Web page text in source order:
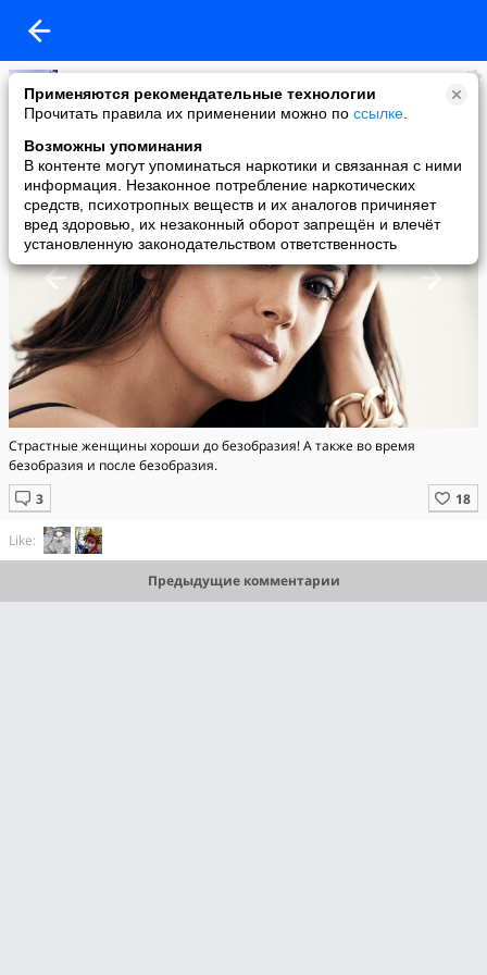
Применяются рекомендательные технологии
Прочитать правила их применении можно по ссылке
Возможны упоминания
В контенте могут упоминаться наркотики и связанная с ними
информация. Незаконное потребление наркотических
средств, психотропных веществ и их аналогов причиняет
вред здоровью, их незаконный оборот запрещён и влечёт
установленную законодательством ответственность
.ВРЕМЯ НЕ ЖДЕТ
added a photo
16 Jul в 15:04
Страстные женщины хороши до безобразия! А также во время
безобразия и после безобразия.
Like:
Предыдущие комментарии